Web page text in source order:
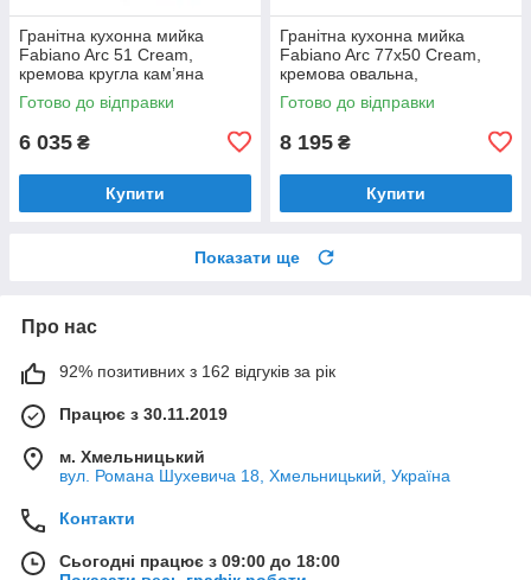
Гранітна кухонна мийка
Fabiano Arc 51 Cream,
кремова кругла кам’яна
Готово до відправки
6 035 ₴
Купити
Гранітна кухонна мийка
Fabiano Arc 77x50 Cream,
кремова овальна,
одночашева з крилом
(8221.401.0468)
Готово до відправки
8 195 ₴
Купити
Показати ще
Про нас
92% позитивних з 162 відгуків за рік
Працює з 30.11.2019
м. Хмельницький
вул. Романа Шухевича 18, Хмельницький, Україна
Контакти
Сьогодні працює з 09:00 до 18:00